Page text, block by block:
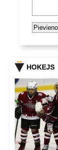
HOKEJS